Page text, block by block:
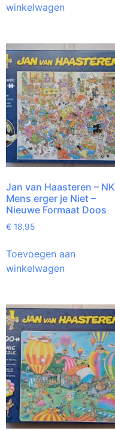
winkelwagen
Jan van Haasteren – NK
Mens erger je Niet –
Nieuwe Formaat Doos
€ 18,95
Toevoegen aan
winkelwagen